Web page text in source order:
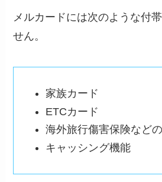
メルカードには次のような付
せん。
家族カード
ETCカード
海外旅行傷害保険など
キャッシング機能